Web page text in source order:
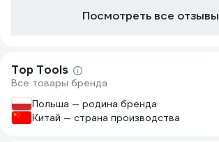
Посмотреть все отзывы
Top Tools
Все товары бренда
Польша — родина бренда
Китай — страна производства